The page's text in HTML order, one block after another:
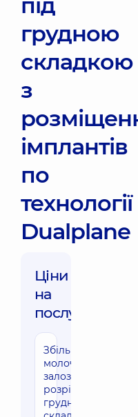
грудною
складкою
з
імплантів
по
технології
Dualplane
Ціни
на
послуги:
Збільшення
молочних
залоз через
розріз під
грудною